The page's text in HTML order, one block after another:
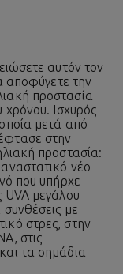
αυτόν τον
αποφύγετε την
προστασία
Ισχυρός
μετά από
στην
προστασία:
νέο
που υπήρχε
UVA μεγάλου
με
στρες, στην
στις
τα σημάδια